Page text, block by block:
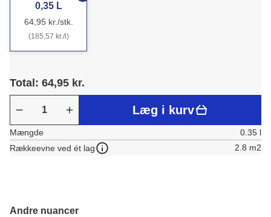
0,35 L
64,95 kr./stk.
(185,57 kr./l)
Total: 64,95 kr.
Læg i kurv
Mængde
0.35 l
Rækkeevne ved ét lag
2.8 m2
Andre nuancer